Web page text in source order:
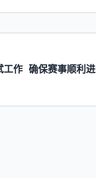
工作 确保赛事顺利进